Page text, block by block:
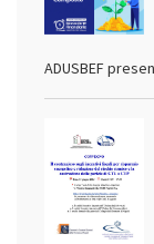
ADUSBEF